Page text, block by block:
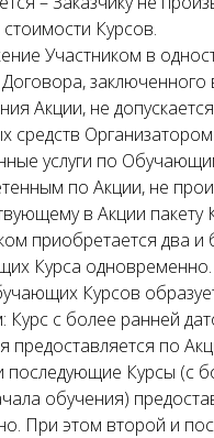
Курсов.
Участником в
заключенного
Акции, не
средств
услуги по
по Акции, не
в Акции пакету
приобретается два и
Курса одновременно.
Курсов
Курс с более ранней
предоставляется по
последующие Курсы (с
обучения)
При этом второй и